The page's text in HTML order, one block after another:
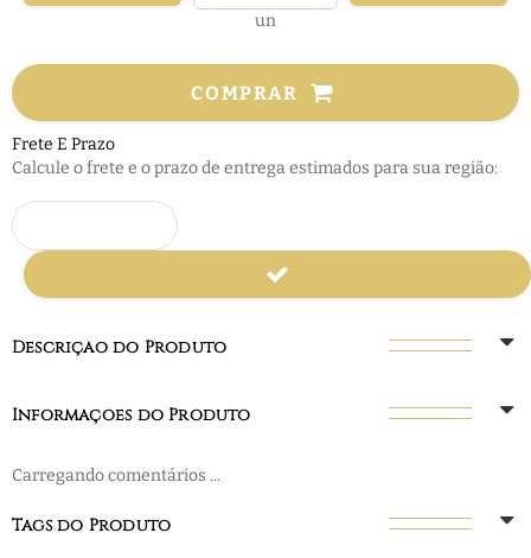
un
COMPRAR
Frete E Prazo
Calcule o frete e o prazo de entrega estimados para sua região:
Descrição do Produto
Informações do Produto
Carregando comentários ...
Tags do Produto